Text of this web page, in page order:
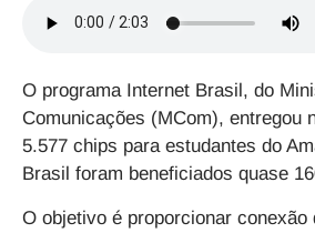
O programa Internet Brasil, do
Comunicações (MCom), entregou
5.577 chips para estudantes do
Brasil foram beneficiados quase
O objetivo é proporcionar conexão